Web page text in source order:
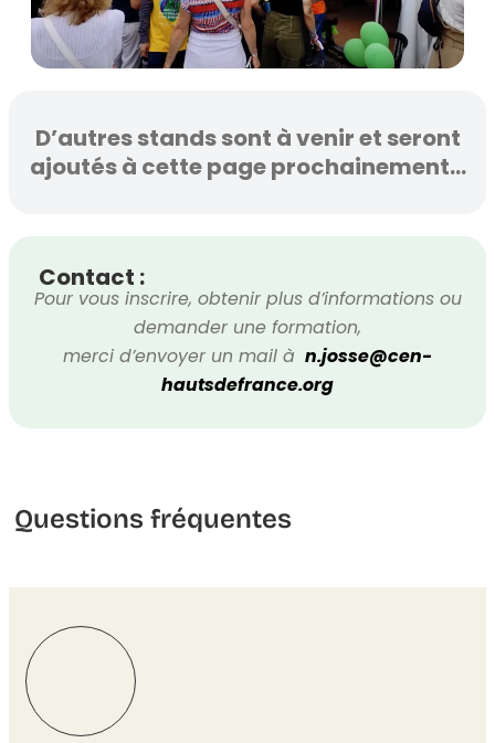
D’autres stands sont à venir et seront
ajoutés à cette page prochainement…
Contact :
Pour vous inscrire, obtenir plus d’informations ou
demander une formation,
merci d’envoyer un mail à n.josse@cen-
hautsdefrance.org
Questions fréquentes